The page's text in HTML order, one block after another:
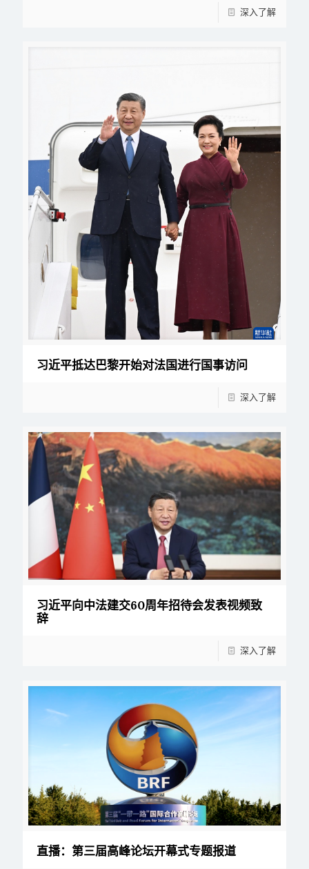
深入了解
习近平抵达巴黎开始对法国进行国事访问
深入了解
习近平向中法建交60周年招待会发表视频致
辞
深入了解
直播：第三届高峰论坛开幕式专题报道